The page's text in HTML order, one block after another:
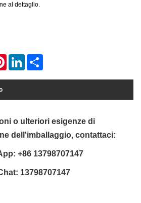
al dettaglio.
PinterestLinkedIn
o ulteriori esigenze di
dell'imballaggio, contattaci:
+86 13798707147
13798707147